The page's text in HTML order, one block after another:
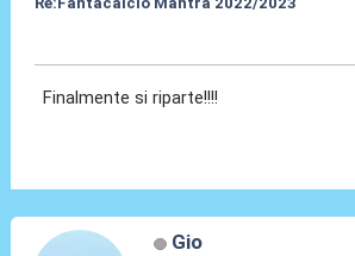
Finalmente si riparte!!!!
Gio